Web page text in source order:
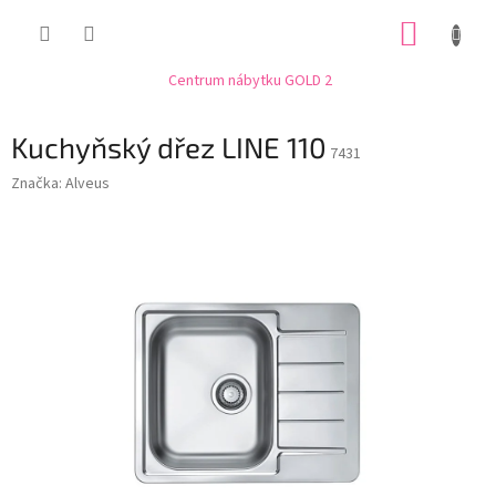
Centrum nábytku GOLD 2
Kuchyňský dřez LINE 110 7431
Značka: Alveus